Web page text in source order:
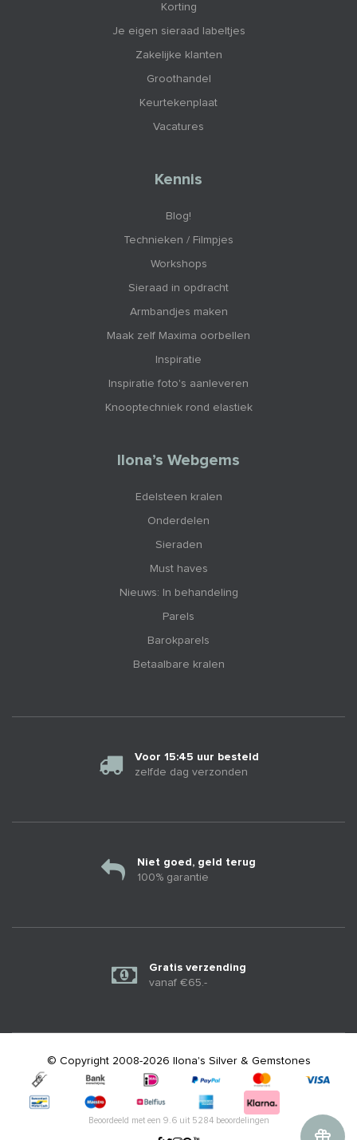
Korting
Je eigen sieraad labeltjes
Zakelijke klanten
Groothandel
Keurtekenplaat
Vacatures
Kennis
Blog!
Technieken / Filmpjes
Workshops
Sieraad in opdracht
Armbandjes maken
Maak zelf Maxima oorbellen
Inspiratie
Inspiratie foto's aanleveren
Knooptechniek rond elastiek
Ilona’s Webgems
Edelsteen kralen
Onderdelen
Sieraden
Must haves
Nieuws: In behandeling
Parels
Barokparels
Betaalbare kralen
Voor 15:45 uur besteld
zelfde dag verzonden
Niet goed, geld terug
100% garantie
Gratis verzending
vanaf €65.-
© Copyright 2008-2026 Ilona's Silver & Gemstones
Beoordeeld met een 9.6uit 5284beoordelingen